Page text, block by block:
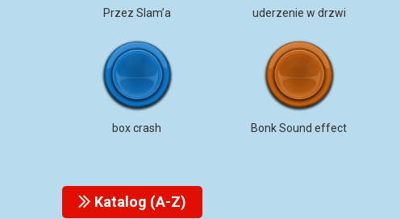
Przez Slam’a uderzenie w drzwi
box crash Bonk Sound effect
Katalog (A-Z)